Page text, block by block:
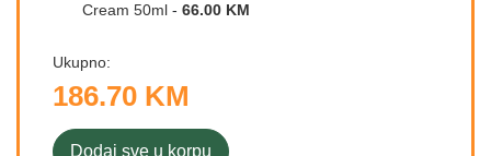
Cream 50ml - 66.00 KM
Ukupno:
186.70 KM
Dodaj sve u korpu